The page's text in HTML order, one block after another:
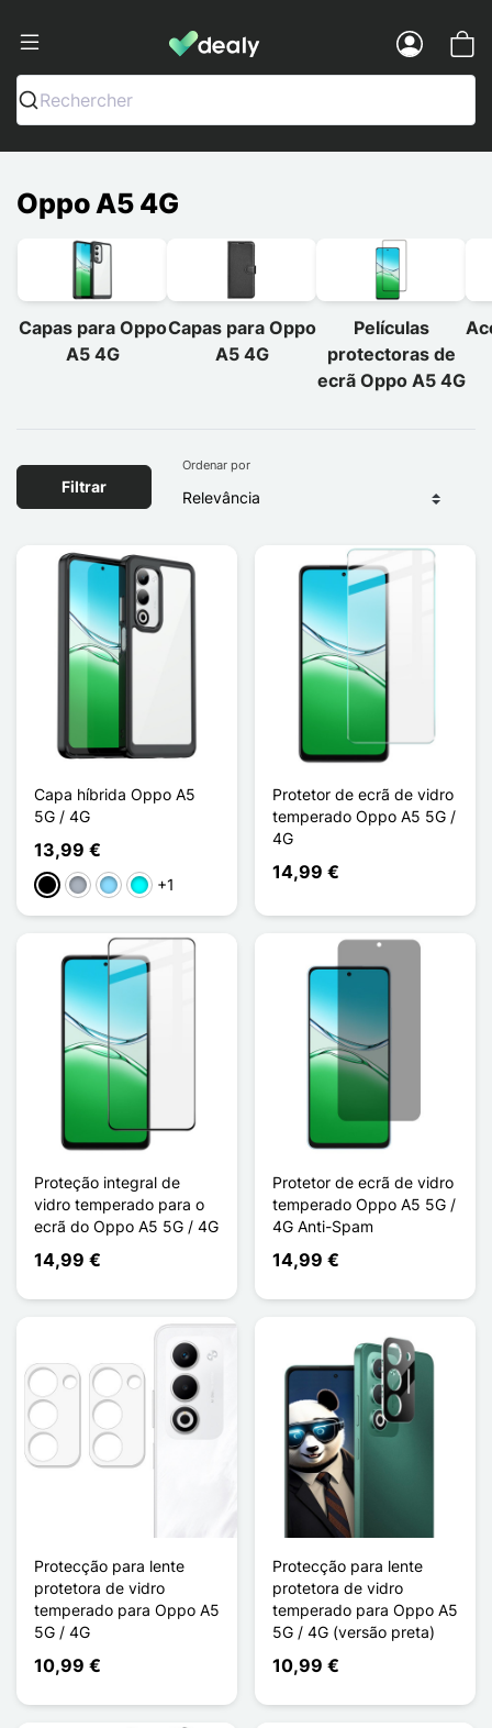
Dealy - Capas e acessórios para
Rechercher
Oppo A5 4G
Capas para Oppo
A5 4G
Capas para Oppo
A5 4G
Películas
protectoras de
ecrã Oppo A5 4G
Filtrar
Ordenar por
Capa híbrida Oppo A5
5G / 4G
13,99 €
PretoCinzentoAzul Claro
Ciano
+1
Protetor de ecrã de vidro
temperado Oppo A5 5G /
4G
14,99 €
Proteção integral de
vidro temperado para o
ecrã do Oppo A5 5G / 4G
14,99 €
Protetor de ecrã de vidro
temperado Oppo A5 5G /
4G Anti-Spam
14,99 €
Protecção para lente
protetora de vidro
temperado para Oppo A5
5G / 4G
10,99 €
Protecção para lente
protetora de vidro
temperado para Oppo A5
5G / 4G (versão preta)
10,99 €